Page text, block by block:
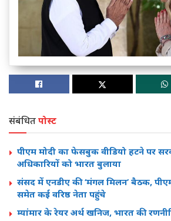
संबंधितपोस्ट
पीएम मोदी का फेसबुक वीडियो हटने पर
अधिकारियों को भारत बुलाया
संसद में एनडीए की ‘मंगल मिलन’ बैठक,
समेत कई वरिष्ठ नेता पहुंचे
म्यांमार के रेयर अर्थ खनिज, भारत की